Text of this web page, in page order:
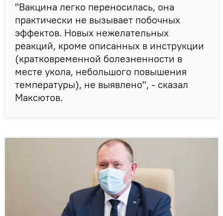
"Вакцина легко переносилась, она
практически не вызывает побочных
эффектов. Новых нежелательных
реакций, кроме описанных в инструкции
(кратковременной болезненности в
месте укола, небольшого повышения
температуры), не выявлено", - сказал
Максютов.